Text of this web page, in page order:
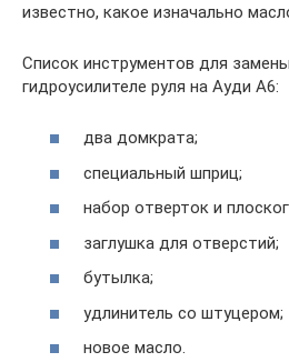
известно, какое изначально
Список инструментов для
гидроусилителе руля на Ауди А6:
два домкрата;
специальный шприц;
набор отверток и
заглушка для отверстий;
бутылка;
удлинитель со штуцером;
новое масло.